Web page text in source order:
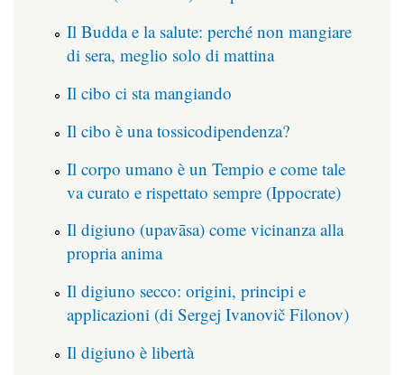
Il Budda e la salute: perché non mangiare
di sera, meglio solo di mattina
Il cibo ci sta mangiando
Il cibo è una tossicodipendenza?
Il corpo umano è un Tempio e come tale
va curato e rispettato sempre (Ippocrate)
Il digiuno (upavāsa) come vicinanza alla
propria anima
Il digiuno secco: origini, principi e
applicazioni (di Sergej Ivanovič Filonov)
Il digiuno è libertà